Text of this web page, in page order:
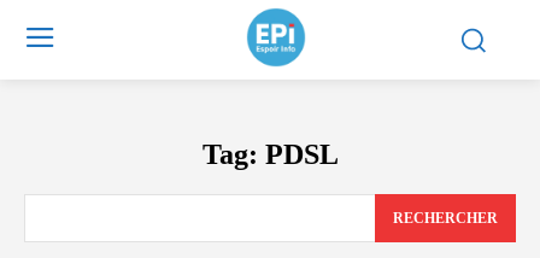
Tag: PDSL
RECHERCHER